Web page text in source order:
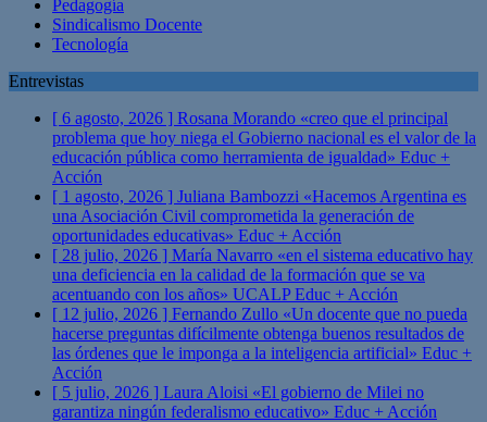
Pedagogía
Sindicalismo Docente
Tecnología
Entrevistas
[ 6 agosto, 2026 ] Rosana Morando «creo que el principal
problema que hoy niega el Gobierno nacional es el valor de la
educación pública como herramienta de igualdad» Educ +
Acción
[ 1 agosto, 2026 ] Juliana Bambozzi «Hacemos Argentina es
una Asociación Civil comprometida la generación de
oportunidades educativas» Educ + Acción
[ 28 julio, 2026 ] María Navarro «en el sistema educativo hay
una deficiencia en la calidad de la formación que se va
acentuando con los años» UCALPEduc + Acción
[ 12 julio, 2026 ] Fernando Zullo «Un docente que no pueda
hacerse preguntas difícilmente obtenga buenos resultados de
las órdenes que le imponga a la inteligencia artificial» Educ +
Acción
[ 5 julio, 2026 ] Laura Aloisi «El gobierno de Milei no
garantiza ningún federalismo educativo» Educ + Acción